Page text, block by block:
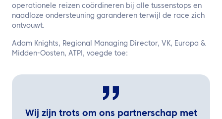
operationele reizen coördineren bij alle tussenstops en
naadloze ondersteuning garanderen terwijl de race zich
ontvouwt.
Adam Knights, Regional Managing Director, VK, Europa &
Midden-Oosten, ATPI, voegde toe:
Wij zijn trots om ons partnerschap met